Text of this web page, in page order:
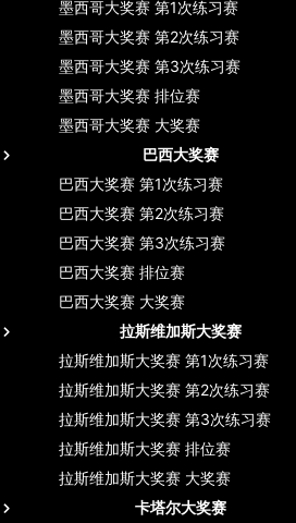
墨西哥大奖赛 第1次练习赛
墨西哥大奖赛 第2次练习赛
墨西哥大奖赛 第3次练习赛
墨西哥大奖赛 排位赛
墨西哥大奖赛 大奖赛
巴西大奖赛
巴西大奖赛 第1次练习赛
巴西大奖赛 第2次练习赛
巴西大奖赛 第3次练习赛
巴西大奖赛 排位赛
巴西大奖赛 大奖赛
拉斯维加斯大奖赛
拉斯维加斯大奖赛 第1次练习赛
拉斯维加斯大奖赛 第2次练习赛
拉斯维加斯大奖赛 第3次练习赛
拉斯维加斯大奖赛 排位赛
拉斯维加斯大奖赛 大奖赛
卡塔尔大奖赛